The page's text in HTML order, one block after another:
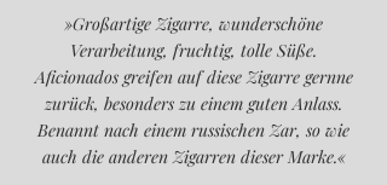
»Großartige Zigarre, wunderschöne
Verarbeitung, fruchtig, tolle Süße.
Aficionados greifen auf diese Zigarre gernne
zurück, besonders zu einem guten Anlass.
Benannt nach einem russischen Zar, so wie
auch die anderen Zigarren dieser Marke.«